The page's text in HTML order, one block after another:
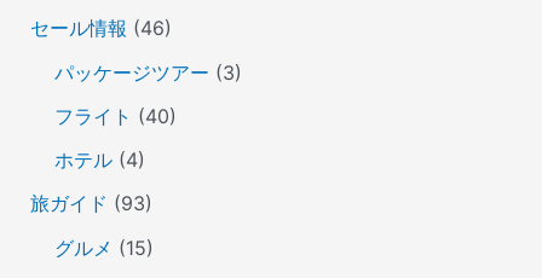
セール情報 (46)
パッケージツアー (3)
フライト (40)
ホテル(4)
旅ガイド (93)
グルメ (15)